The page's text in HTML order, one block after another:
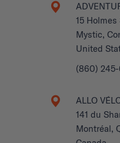
15 Holmes
Mystic,
United
(860)
ALLO
141 du
Montréal,